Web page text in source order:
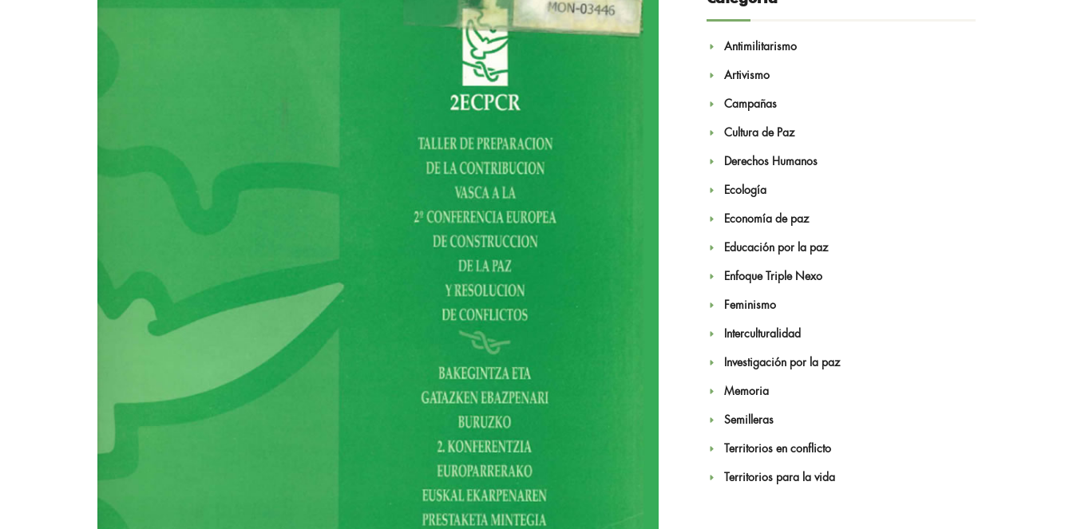
Antimilitarismo
Artivismo
Campañas
Cultura de Paz
Derechos Humanos
Ecología
Economía de paz
Educación por la paz
Enfoque Triple Nexo
Feminismo
Interculturalidad
Investigación por la paz
Memoria
Semilleras
Territorios en conflicto
Territorios para la vida